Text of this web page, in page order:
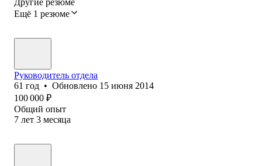
Ещё 1 резюме
Руководитель отдела
61 год • Обновлено 15 июня 2014
100 000 ₽
Общий опыт
7 лет 3 месяца